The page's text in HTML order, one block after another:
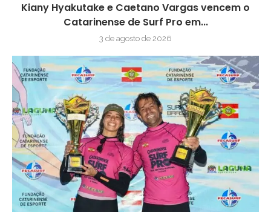
Kiany Hyakutake e Caetano Vargas vencem o
Catarinense de Surf Pro em...
3 de agosto de 2026